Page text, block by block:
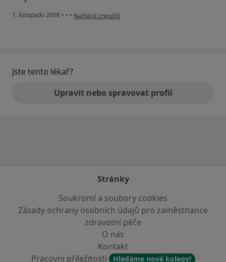
1. listopadu 2008 • • • podle názoru uživatele Kolemjdouci
Nahlásit zneužití
Jste tento lékař?
Upravit nebo spravovat profil
Stránky
Soukromí a soubory cookies
Zásady ochrany osobních údajů pro zaměstnance
zdravotní péče
O nás
Kontakt
Pracovní příležitosti
Hledáme nové kolegy!